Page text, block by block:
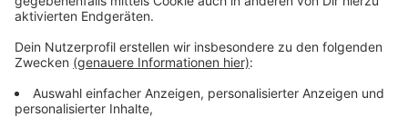
Weitere Meldungen aus Leverkusen
Anzeige